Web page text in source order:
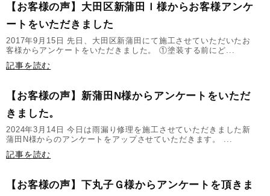
【お客様の声】大田区新蒲田Ｉ様からお客様アンケ
ートをいただきました
2017年9月15日 先日、大田区新蒲田にて施工させていただいたお
客様からアンケートをいただきました。 ①塗装する前にど...
記事を読む
【お客様の声】新蒲田N様からアンケートをいただ
きました。
2024年3月14日 今日は雨漏り修理を施工させていただきました新
蒲田N様からのアンケートをアップさせていただきます。 ...
記事を読む
【お客様の声】下丸子Ｇ様からアンケートを頂きま